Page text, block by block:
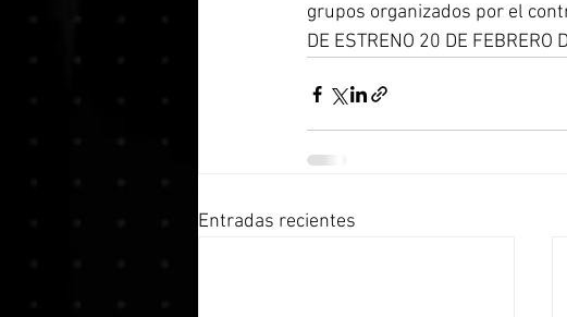
grupos organizados por el
DE ESTRENO 20 DE FEBRERO
Entradas recientes